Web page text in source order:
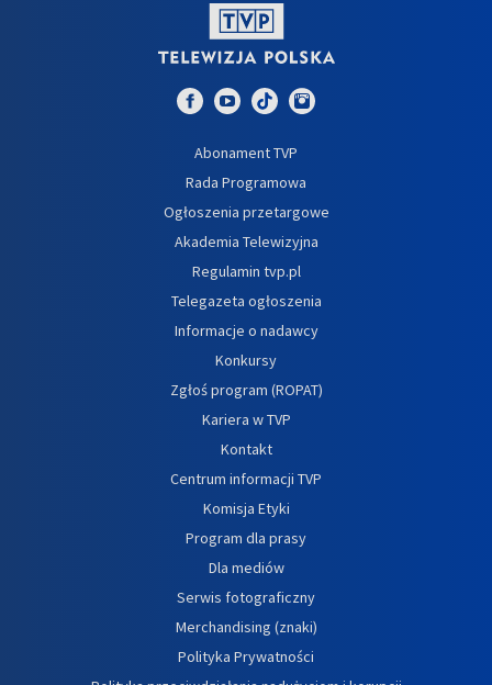
Abonament TVP
Rada Programowa
Ogłoszenia przetargowe
Akademia Telewizyjna
Regulamin tvp.pl
Telegazeta ogłoszenia
Informacje o nadawcy
Konkursy
Zgłoś program (ROPAT)
Kariera w TVP
Kontakt
Centrum informacji TVP
Komisja Etyki
Program dla prasy
Dla mediów
Serwis fotograficzny
Merchandising (znaki)
Polityka Prywatności